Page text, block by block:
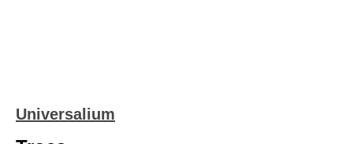
Universalium